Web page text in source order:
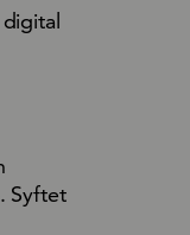
Syftet